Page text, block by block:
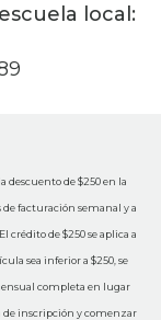
local:
descuento de $250 en la
facturación semanal y a
crédito de $250 se aplica a
sea inferior a $250, se
completa en lugar
de inscripción y comenzar